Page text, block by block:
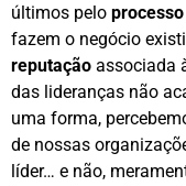
últimos pelo processo
fazem o negócio
reputação associada
das lideranças não
uma forma,
de nossas
líder… e não,